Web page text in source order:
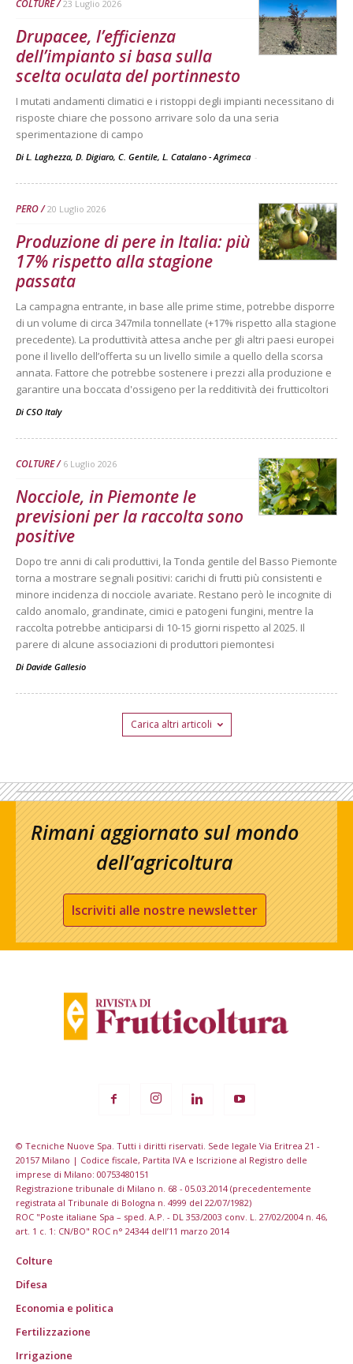
COLTURE 23 Luglio 2026
Drupacee, l’efficienza
dell’impianto si basa sulla
scelta oculata del portinnesto
I mutati andamenti climatici e i ristoppi degli impianti necessitano di
risposte chiare che possono arrivare solo da una seria
sperimentazione di campo
Di L. Laghezza, D. Digiaro, C. Gentile, L. Catalano - Agrimeca -
PERO 20 Luglio 2026
Produzione di pere in Italia: più
17% rispetto alla stagione
passata
La campagna entrante, in base alle prime stime, potrebbe disporre
di un volume di circa 347mila tonnellate (+17% rispetto alla stagione
precedente). La produttività attesa anche per gli altri paesi europei
pone il livello dell’offerta su un livello simile a quello della scorsa
annata. Fattore che potrebbe sostenere i prezzi alla produzione e
garantire una boccata d'ossigeno per la redditività dei frutticoltori
Di CSO Italy
COLTURE 6 Luglio 2026
Nocciole, in Piemonte le
previsioni per la raccolta sono
positive
Dopo tre anni di cali produttivi, la Tonda gentile del Basso Piemonte
torna a mostrare segnali positivi: carichi di frutti più consistenti e
minore incidenza di nocciole avariate. Restano però le incognite di
caldo anomalo, grandinate, cimici e patogeni fungini, mentre la
raccolta potrebbe anticiparsi di 10-15 giorni rispetto al 2025. Il
parere di alcune associazioni di produttori piemontesi
Di Davide Gallesio
Carica altri articoli
Rimani aggiornato sul mondo
dell’agricoltura
Iscriviti alle nostre newsletter
© Tecniche Nuove Spa. Tutti i diritti riservati. Sede legale Via Eritrea 21 -
20157 Milano | Codice fiscale, Partita IVA e Iscrizione al Registro delle
imprese di Milano: 00753480151
Registrazione tribunale di Milano n. 68 - 05.03.2014 (precedentemente
registrata al Tribunale di Bologna n. 4999 del 22/07/1982)
ROC "Poste italiane Spa – sped. A.P. - DL 353/2003 conv. L. 27/02/2004 n. 46,
art. 1 c. 1: CN/BO" ROC n° 24344 dell’11 marzo 2014
Colture
Difesa
Economia e politica
Fertilizzazione
Irrigazione